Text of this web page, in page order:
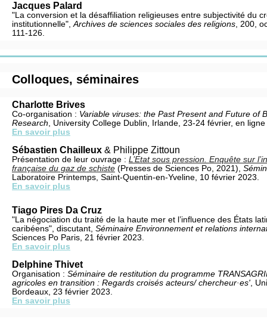
Jacques Palard
"La conversion et la désaffiliation religieuses entre subjectivité du
institutionnelle", Archives de sciences sociales des religions , 200,
111-126.
Colloques, séminaires
Charlotte Brives
Co-organisation : Variable viruses: the Past Present and Future of
Research , University College Dublin, Irlande, 23-24 février, en ligne
En savoir plus
Sébastien Chailleux & Philippe Zittoun
Présentation de leur ouvrage : L’Etat sous pression. Enquête sur
française du gaz de schiste (Presses de Sciences Po, 2021),
Laboratoire Printemps, Saint-Quentin-en-Yveline, 10 février 2023.
En savoir plus
Tiago Pires Da Cruz
"La négociation du traité de la haute mer et l’influence des États
caribéens", discutant, Séminaire Environnement et relations
Sciences Po Paris, 21 février 2023.
En savoir plus
Delphine Thivet
Organisation : Séminaire de restitution du programme
agricoles en transition : Regards croisés acteurs/ chercheur·es' ,
Bordeaux, 23 février 2023.
En savoir plus